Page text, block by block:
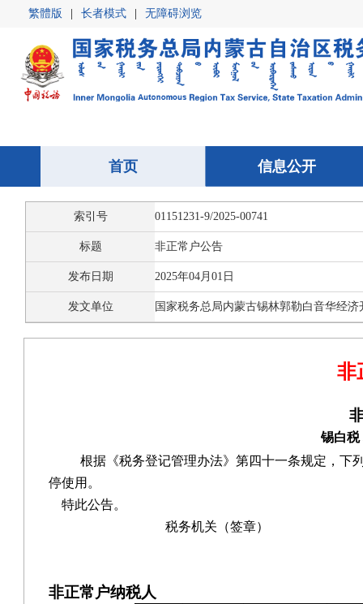
繁體版 长者模式 无障碍浏览
首页 信息公开
首页 信息公开
索引号 01151231-9/2025-00741
标题 非正常户公告
发布日期 2025年04月01日
发文单位 国家税务总局内蒙古锡林郭勒白音华经
非
锡白税
根据《税务登记管理办法》第四十一条规定，下
停使用。
特此公告。
税务机关（签章）
非正常户纳税人